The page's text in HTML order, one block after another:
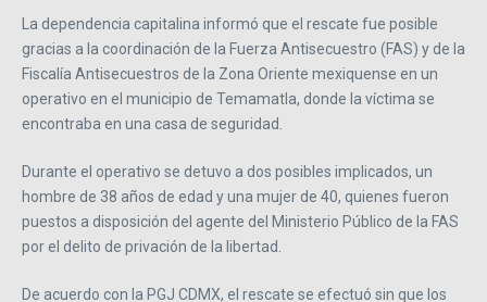
La dependencia capitalina informó que el rescate fue posible
gracias a la coordinación de la Fuerza Antisecuestro (FAS) y de la
Fiscalía Antisecuestros de la Zona Oriente mexiquense en un
operativo en el municipio de Temamatla, donde la víctima se
encontraba en una casa de seguridad.
Durante el operativo se detuvo a dos posibles implicados, un
hombre de 38 años de edad y una mujer de 40, quienes fueron
puestos a disposición del agente del Ministerio Público de la FAS
por el delito de privación de la libertad.
De acuerdo con la PGJ CDMX, el rescate se efectuó sin que los